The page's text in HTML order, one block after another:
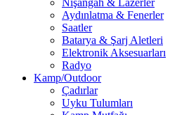
Nişangah & Lazerler
Aydınlatma & Fenerler
Saatler
Batarya & Şarj Aletleri
Elektronik Aksesuarları
Radyo
Kamp/Outdoor
Çadırlar
Uyku Tulumları